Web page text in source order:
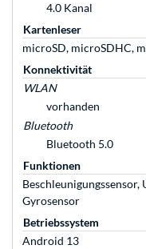
4.0 Kanal
Kartenleser
microSD, microSDHC,
Konnektivität
WLAN
vorhanden
Bluetooth
Bluetooth 5.0
Funktionen
Gyrosensor
Betriebssystem
Android 13